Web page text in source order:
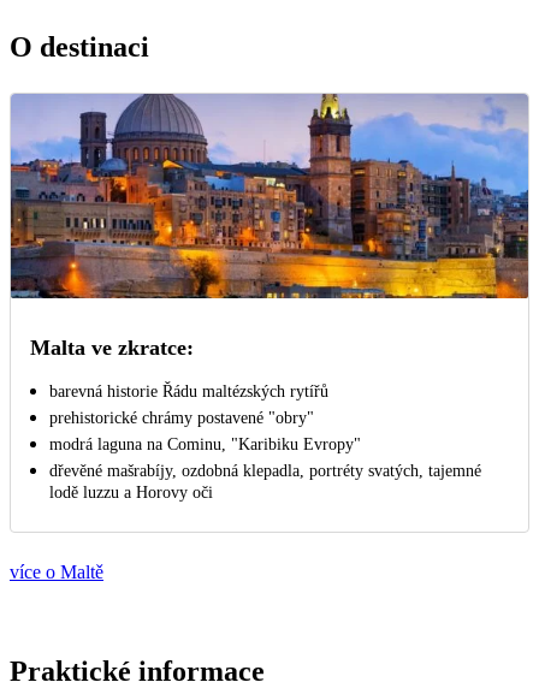
O destinaci
Malta ve zkratce:
barevná historie Řádu maltézských rytířů
prehistorické chrámy postavené "obry"
modrá laguna na Cominu, "Karibiku Evropy"
dřevěné mašrabíjy, ozdobná klepadla, portréty svatých, tajemné
lodě luzzu a Horovy oči
více o Maltě
Praktické informace